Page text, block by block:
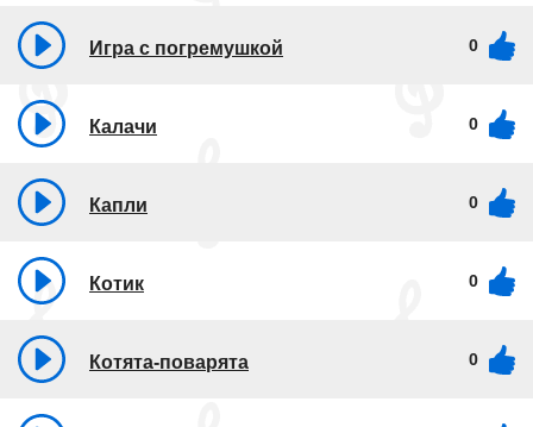
Игра с погремушкой 0
Калачи 0
Капли 0
Котик 0
Котята-поварята 0